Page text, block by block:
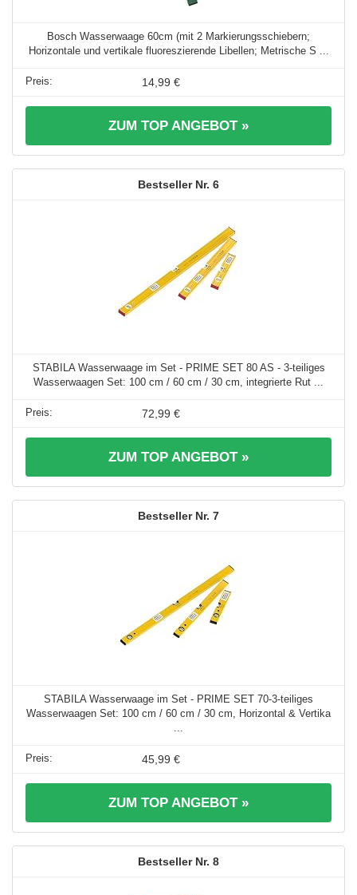
Bosch Wasserwaage 60cm (mit 2 Markierungsschiebern;
Horizontale und vertikale fluoreszierende Libellen; Metrische S ...
14,99 €
ZUM TOP ANGEBOT »
6
STABILA Wasserwaage im Set - PRIME SET 80 AS - 3-teiliges
Wasserwaagen Set: 100 cm / 60 cm / 30 cm, integrierte Rut ...
72,99 €
ZUM TOP ANGEBOT »
7
STABILA Wasserwaage im Set - PRIME SET 70-3-teiliges
Wasserwaagen Set: 100 cm / 60 cm / 30 cm, Horizontal & Vertika
45,99 €
ZUM TOP ANGEBOT »
8